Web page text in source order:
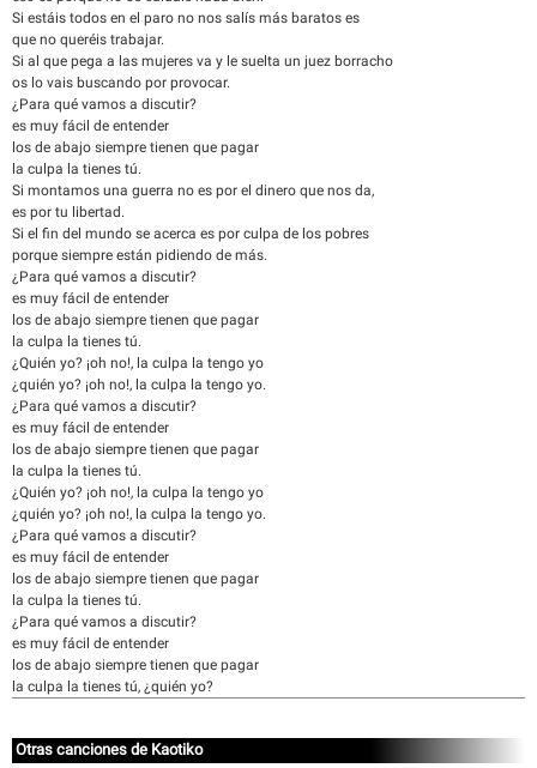
Si estáis todos en el paro no nos salís más baratos es
que no queréis trabajar.
Si al que pega a las mujeres va y le suelta un juez borracho
os lo vais buscando por provocar.
¿Para qué vamos a discutir?
es muy fácil de entender
los de abajo siempre tienen que pagar
la culpa la tienes tú.
Si montamos una guerra no es por el dinero que nos da,
es por tu libertad.
Si el fin del mundo se acerca es por culpa de los pobres
porque siempre están pidiendo de más.
¿Para qué vamos a discutir?
es muy fácil de entender
los de abajo siempre tienen que pagar
la culpa la tienes tú.
¿Quién yo? ¡oh no!, la culpa la tengo yo
¿quién yo? ¡oh no!, la culpa la tengo yo.
¿Para qué vamos a discutir?
es muy fácil de entender
los de abajo siempre tienen que pagar
la culpa la tienes tú.
¿Quién yo? ¡oh no!, la culpa la tengo yo
¿quién yo? ¡oh no!, la culpa la tengo yo.
¿Para qué vamos a discutir?
es muy fácil de entender
los de abajo siempre tienen que pagar
la culpa la tienes tú.
¿Para qué vamos a discutir?
es muy fácil de entender
los de abajo siempre tienen que pagar
la culpa la tienes tú, ¿quién yo?
Otras canciones de Kaotiko